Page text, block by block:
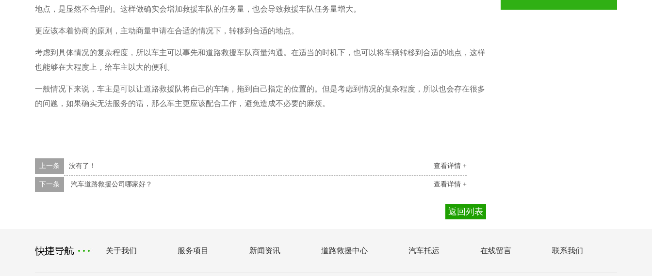
地点，是显然不合理的。这样做确实会增加救援车队的任务量，也会导致救援车队任务量增大。
更应该本着协商的原则，主动商量申请在合适的情况下，转移到合适的地点。
考虑到具体情况的复杂程度，所以车主可以事先和道路救援车队商量沟通。在适当的时机下，也可以将车辆转移到合适的地点，这样
也能够在大程度上，给车主以大的便利。
一般情况下来说，车主是可以让道路救援队将自己的车辆，拖到自己指定的位置的。但是考虑到情况的复杂程度，所以也会存在很多
的问题，如果确实无法服务的话，那么车主更应该配合工作，避免造成不必要的麻烦。
查看详情 +
上一条 没有了！
查看详情 +
下一条 汽车道路救援公司哪家好？
返回列表
关于我们 服务项目 新闻资讯 道路救援中心 汽车托运 在线留言 联系我们